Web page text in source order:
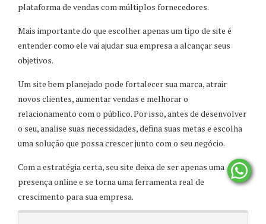
plataforma de vendas com múltiplos fornecedores.
Mais importante do que escolher apenas um tipo de site é
entender como ele vai ajudar sua empresa a alcançar seus
objetivos.
Um site bem planejado pode fortalecer sua marca, atrair
novos clientes, aumentar vendas e melhorar o
relacionamento com o público. Por isso, antes de desenvolver
o seu, analise suas necessidades, defina suas metas e escolha
uma solução que possa crescer junto com o seu negócio.
Com a estratégia certa, seu site deixa de ser apenas uma
presença online e se torna uma ferramenta real de
crescimento para sua empresa.